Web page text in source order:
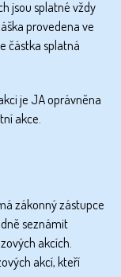
jsou splatné vždy
provedena ve
částka splatná
je JA oprávněna
akce.
zákonný zástupce
seznámit
akcích.
akcí, kteří